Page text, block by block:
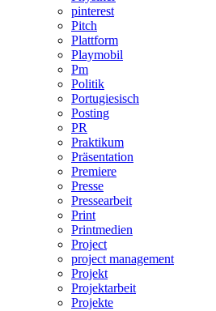
pinterest
Pitch
Plattform
Playmobil
Pm
Politik
Portugiesisch
Posting
PR
Praktikum
Präsentation
Premiere
Presse
Pressearbeit
Print
Printmedien
Project
project management
Projekt
Projektarbeit
Projekte